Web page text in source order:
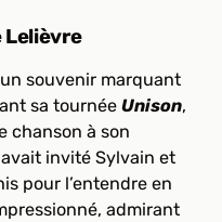
Lelièvre
souvenir marquant
sa tournéeUnison,
chanson à son
invité Sylvain et
pour l’entendre en
admirant